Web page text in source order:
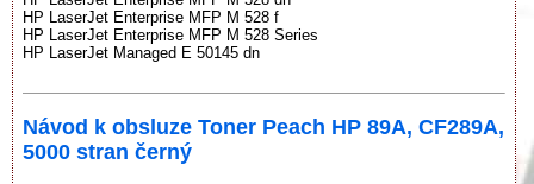
HP LaserJet Enterprise MFP M 528 f
HP LaserJet Enterprise MFP M 528 Series
HP LaserJet Managed E 50145 dn
Návod k obsluze Toner Peach HP 89A, CF289A,
5000 stran černý